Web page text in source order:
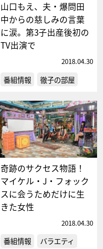
山口もえ、夫・爆問田
中からの慈しみの言葉
に涙。第3子出産後初の
TV出演で
2018.04.30
番組情報 徹子の部屋
奇跡のサクセス物語！
マイケル・J・フォック
スに会うためだけに生
きた女性
2018.04.30
番組情報
バラエティ